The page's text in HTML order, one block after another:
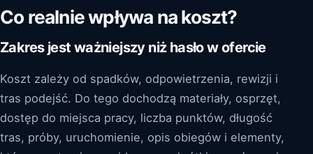
Co realnie wpływa na koszt?
Zakres jest ważniejszy niż hasło w ofercie
Koszt zależy od spadków, odpowietrzenia, rewizji i
tras podejść. Do tego dochodzą materiały, osprzęt,
dostęp do miejsca pracy, liczba punktów, długość
tras, próby, uruchomienie, opis obiegów i elementy,